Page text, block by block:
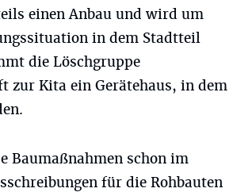
einen Anbau und wird um
in dem Stadtteil
die Löschgruppe
zur Kita ein Gerätehaus, in dem
Baumaßnahmen schon im
für die Rohbauten